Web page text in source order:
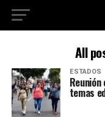
All
ESTADOS
temas